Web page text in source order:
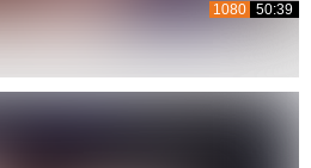
1080 50:39